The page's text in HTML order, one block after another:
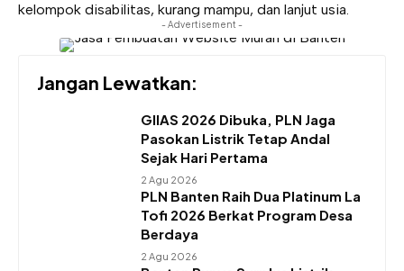
kelompok disabilitas, kurang mampu, dan lanjut usia.
- Advertisement -
Jangan Lewatkan:
GIIAS 2026 Dibuka, PLN Jaga
Pasokan Listrik Tetap Andal
Sejak Hari Pertama
2 Agu 2026
PLN Banten Raih Dua Platinum La
Tofi 2026 Berkat Program Desa
Berdaya
2 Agu 2026